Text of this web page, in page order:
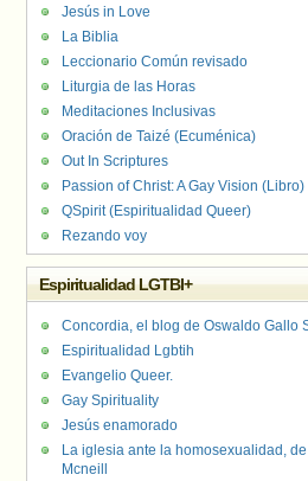
Jesús in Love
La Biblia
Leccionario Común revisado
Liturgia de las Horas
Meditaciones Inclusivas
Oración de Taizé (Ecuménica)
Out In Scriptures
Passion of Christ: A Gay Vision (Libro)
QSpirit (Espiritualidad Queer)
Rezando voy
Espiritualidad LGTBI+
Concordia, el blog de Oswaldo Gallo
Espiritualidad Lgbtih
Evangelio Queer.
Gay Spirituality
Jesús enamorado
La iglesia ante la homosexualidad,
Mcneill